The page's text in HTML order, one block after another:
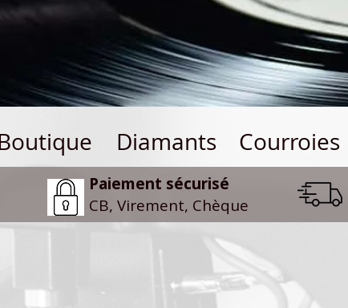
Diamants Courroies
Paiement sécurisé
CB, Virement, Chèque